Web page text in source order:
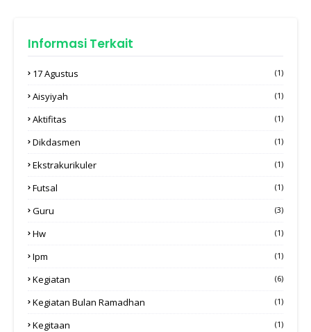
Informasi Terkait
17 Agustus (1)
Aisyiyah (1)
Aktifitas (1)
Dikdasmen (1)
Ekstrakurikuler (1)
Futsal (1)
Guru (3)
Hw (1)
Ipm (1)
Kegiatan (6)
Kegiatan Bulan Ramadhan (1)
Kegitaan (1)